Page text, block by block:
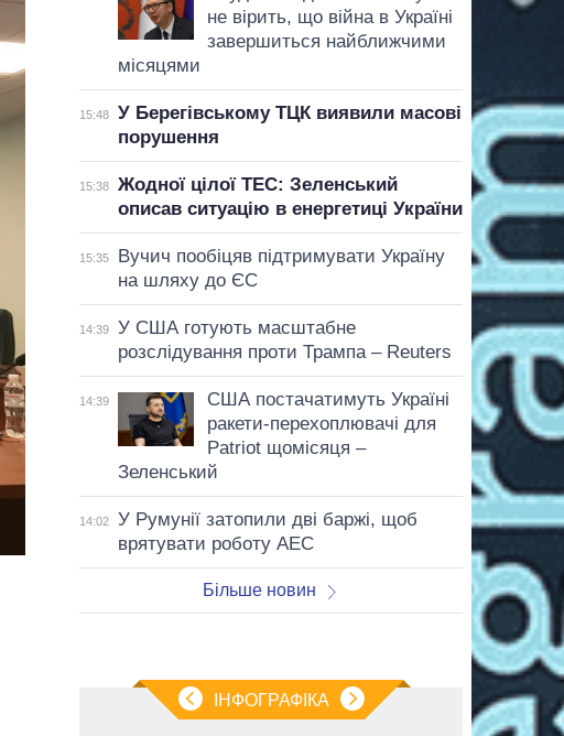
не вірить, що війна в Україні
завершиться найближчими
місяцями
15:48
У Берегівському ТЦК виявили масові
порушення
15:38
Жодної цілої ТЕС: Зеленський
описав ситуацію в енергетиці України
15:35
Вучич пообіцяв підтримувати Україну
на шляху до ЄС
14:39
У США готують масштабне
розслідування проти Трампа – Reuters
14:39
США постачатимуть Україні
ракети-перехоплювачі для
Patriot щомісяця –
Зеленський
14:02
У Румунії затопили дві баржі, щоб
врятувати роботу АЕС
Більше новин
ІНФОГРАФІКА